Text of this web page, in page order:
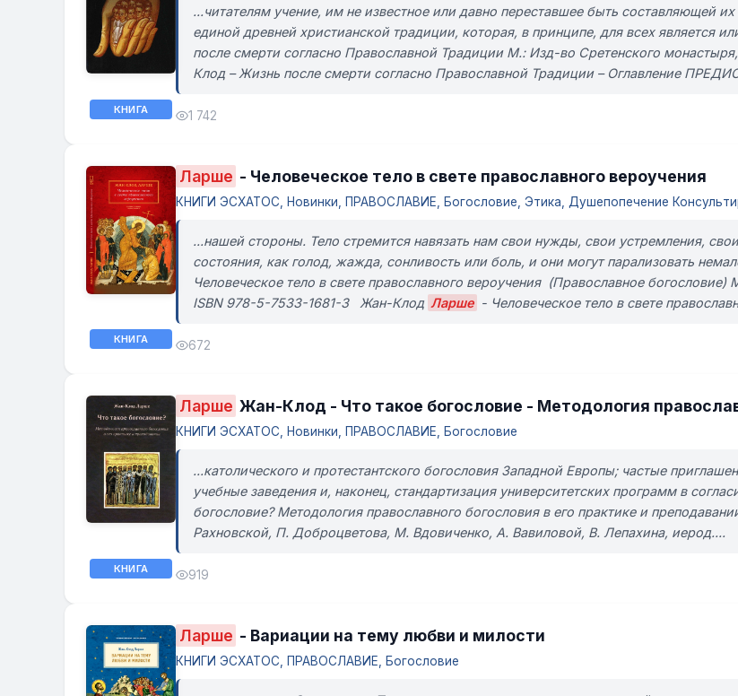
КНИГА
...читателям учение, им не известное или давно переставшее быть составляющей
единой древней христианской традиции, которая, в принципе, для всех является
после смерти согласно Православной Традиции М.: Изд-во Сретенского
Клод – Жизнь после смерти согласно Православной Традиции – Оглавление
1 742
КНИГА
Ларше - Человеческое тело в свете православного вероучения
КНИГИ ЭСХАТОС, Новинки, ПРАВОСЛАВИЕ, Богословие, Этика, Душепопечение
...нашей стороны. Тело стремится навязать нам свои нужды, свои устремления,
состояния, как голод, жажда, сонливость или боль, и они могут парализовать
Человеческое тело в свете православного вероучения (Православное
ISBN 978-5-7533-1681-3 Жан-Клод Ларше - Человеческое тело в свете
672
КНИГА
Ларше Жан-Клод - Что такое богословие - Методология
КНИГИ ЭСХАТОС, Новинки, ПРАВОСЛАВИЕ, Богословие
...католического и протестантского богословия Западной Европы; частые
учебные заведения и, наконец, стандартизация университетских программ в
богословие? Методология православного богословия в его практике и
Рахновской, П. Доброцветова, М. Вдовиченко, А. Вавиловой, В. Лепахина, иерод....
919
Ларше - Вариации на тему любви и милости
КНИГИ ЭСХАТОС, ПРАВОСЛАВИЕ, Богословие